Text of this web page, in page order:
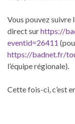
Vous pouvez suivre
direct surhttps://
eventid=26411
https://badnet.fr/
l’équipe régionale).
Cette fois-ci, c’est